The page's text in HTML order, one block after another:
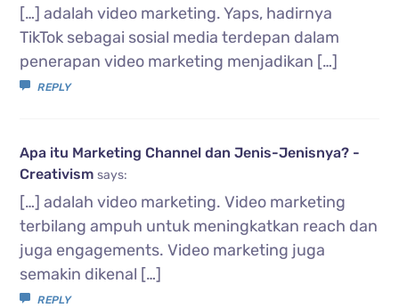
[…] adalah video marketing. Yaps, hadirnya
TikTok sebagai sosial media terdepan dalam
penerapan video marketing menjadikan […]
REPLY
Apa itu Marketing Channel dan Jenis-Jenisnya? -
Creativism says:
[…] adalah video marketing. Video marketing
terbilang ampuh untuk meningkatkan reach dan
juga engagements. Video marketing juga
semakin dikenal […]
REPLY